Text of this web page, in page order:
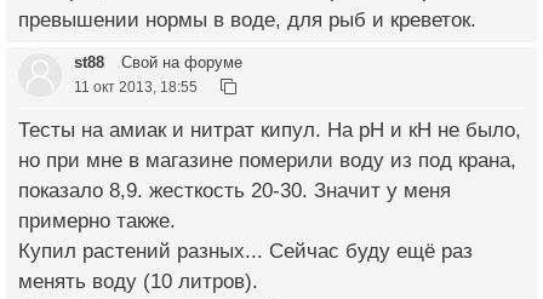
превышении нормы в воде, для рыб и креветок.
st88 Свой на форуме
11 окт 2013, 18:55
Тесты на амиак и нитрат кипул. На рН и кН не было,
но при мне в магазине померили воду из под крана,
показало 8,9. жесткость 20-30. Значит у меня
примерно также.
Купил растений разных... Сейчас буду ещё раз
менять воду (10 литров).